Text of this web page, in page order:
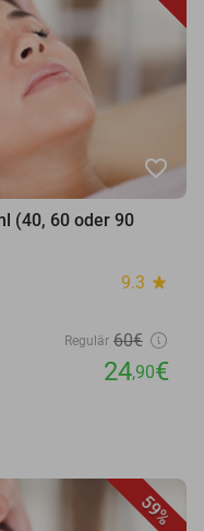
favorite_border
(40, 60 oder 90
9.3 star
Regulär 60€
24,90€
59%